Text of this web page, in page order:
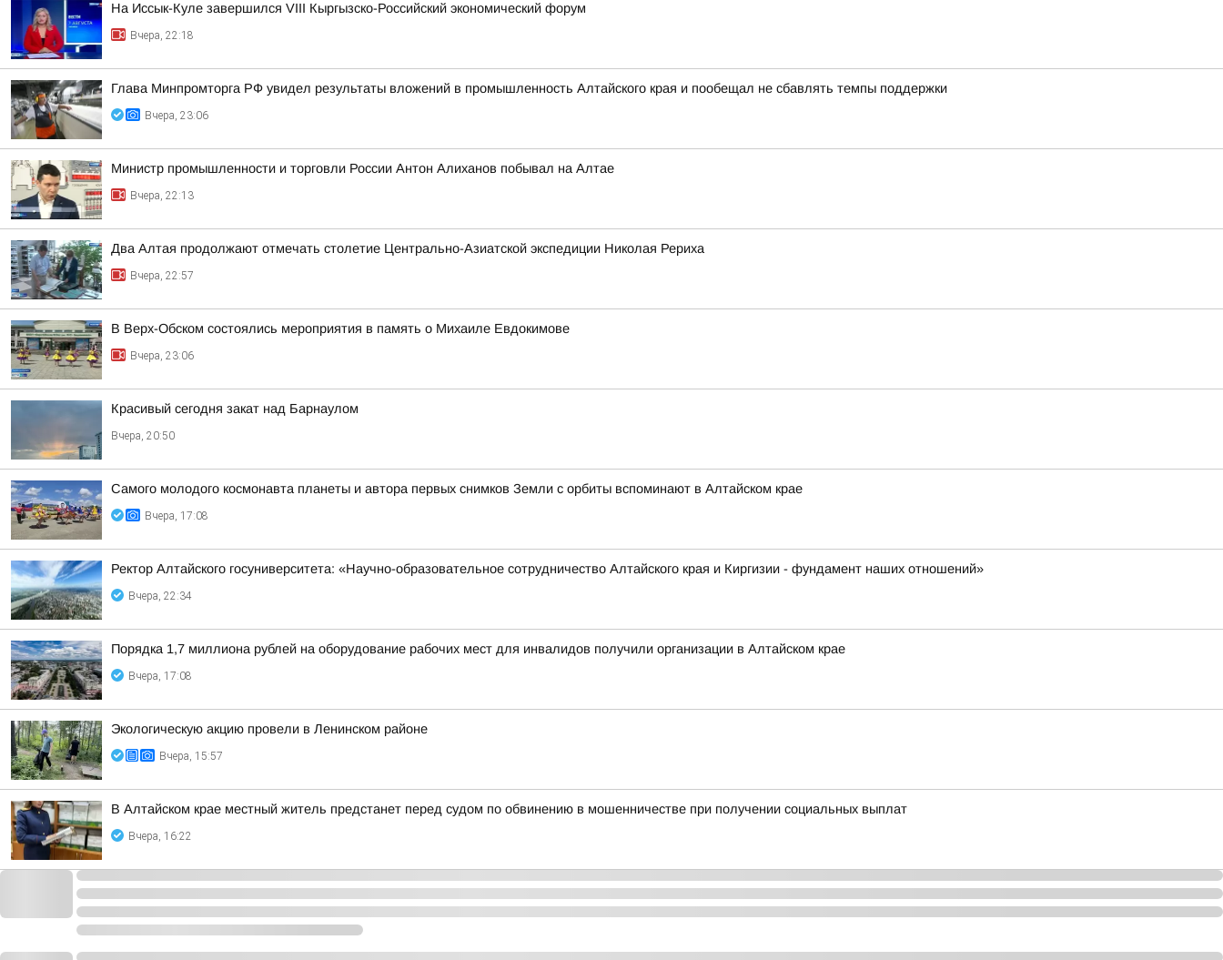
На Иссык-Куле завершился VIII Кыргызско-Российский экономический форум
Вчера, 22:18
Глава Минпромторга РФ увидел результаты вложений в промышленность Алтайского края и пообещал не сбавлять темпы поддержки
Вчера, 23:06
Министр промышленности и торговли России Антон Алиханов побывал на Алтае
Вчера, 22:13
Два Алтая продолжают отмечать столетие Центрально-Азиатской экспедиции Николая Рериха
Вчера, 22:57
В Верх-Обском состоялись мероприятия в память о Михаиле Евдокимове
Вчера, 23:06
Красивый сегодня закат над Барнаулом
Вчера, 20:50
Самого молодого космонавта планеты и автора первых снимков Земли с орбиты вспоминают в Алтайском крае
Вчера, 17:08
Ректор Алтайского госуниверситета: «Научно-образовательное сотрудничество Алтайского края и Киргизии - фундамент наших отношений»
Вчера, 22:34
Порядка 1,7 миллиона рублей на оборудование рабочих мест для инвалидов получили организации в Алтайском крае
Вчера, 17:08
Экологическую акцию провели в Ленинском районе
Вчера, 15:57
В Алтайском крае местный житель предстанет перед судом по обвинению в мошенничестве при получении социальных выплат
Вчера, 16:22